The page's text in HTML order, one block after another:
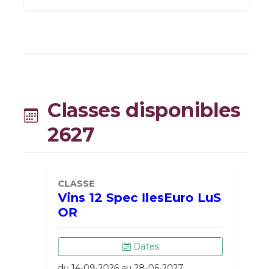
Classes disponibles
2627
CLASSE
Vins 12 Spec IlesEuro LuS
OR
Dates